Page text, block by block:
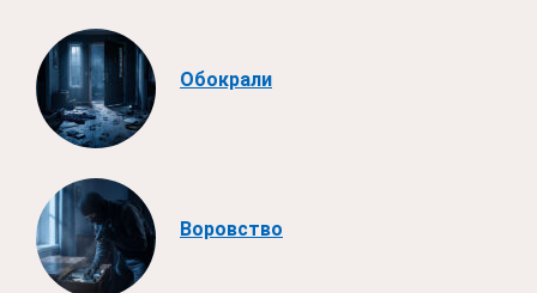
Обокрали
Воровство